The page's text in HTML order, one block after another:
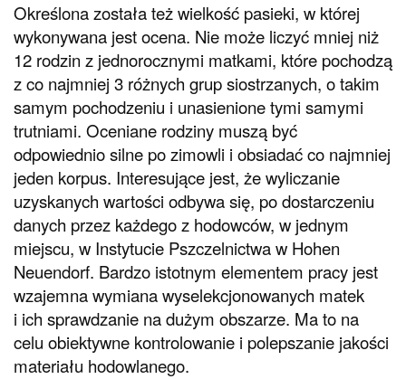
Określona została też wielkość pasieki, w której
wykonywana jest ocena. Nie może liczyć mniej niż
12 rodzin z jednorocznymi matkami, które pochodzą
z co najmniej 3 różnych grup siostrzanych, o takim
samym pochodzeniu i unasienione tymi samymi
trutniami. Oceniane rodziny muszą być
odpowiednio silne po zimowli i obsiadać co najmniej
jeden korpus. Interesujące jest, że wyliczanie
uzyskanych wartości odbywa się, po dostarczeniu
danych przez każdego z hodowców, w jednym
miejscu, w Instytucie Pszczelnictwa w Hohen
Neuendorf. Bardzo istotnym elementem pracy jest
wzajemna wymiana wyselekcjonowanych matek
i ich sprawdzanie na dużym obszarze. Ma to na
celu obiektywne kontrolowanie i polepszanie jakości
materiału hodowlanego.